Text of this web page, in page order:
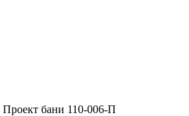
Проект бани 110-006-П